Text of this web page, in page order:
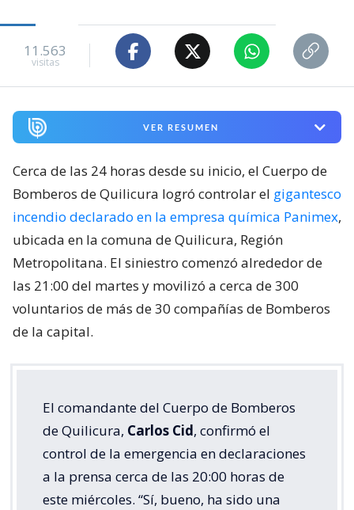
11.563
visitas
VER RESUMEN
Cerca de las 24 horas desde su inicio, el Cuerpo de
Bomberos de Quilicura logró controlar el gigantesco
incendio declarado en la empresa química Panimex,
ubicada en la comuna de Quilicura, Región
Metropolitana. El siniestro comenzó alrededor de
las 21:00 del martes y movilizó a cerca de 300
voluntarios de más de 30 compañías de Bomberos
de la capital.
El comandante del Cuerpo de Bomberos
de Quilicura, Carlos Cid, confirmó el
control de la emergencia en declaraciones
a la prensa cerca de las 20:00 horas de
este miércoles. “Sí, bueno, ha sido una